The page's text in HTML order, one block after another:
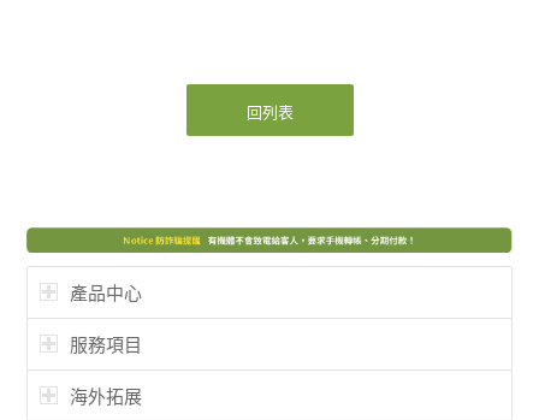
回列表
產品中心
服務項目
海外拓展